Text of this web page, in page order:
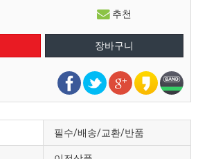
추천
필수/배송/교환/반품